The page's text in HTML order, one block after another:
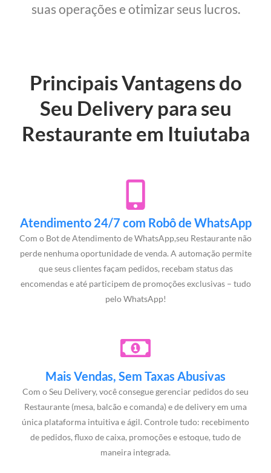
suas operações e otimizar seus lucros.
Principais Vantagens do
Seu Delivery para seu
Restaurante em Ituiutaba
Atendimento 24/7 com Robô de WhatsApp
Com o Bot de Atendimento de WhatsApp,seu Restaurante não
perde nenhuma oportunidade de venda. A automação permite
que seus clientes façam pedidos, recebam status das
encomendas e até participem de promoções exclusivas – tudo
pelo WhatsApp!
Mais Vendas, Sem Taxas Abusivas
Com o Seu Delivery, você consegue gerenciar pedidos do seu
Restaurante (mesa, balcão e comanda) e de delivery em uma
única plataforma intuitiva e ágil. Controle tudo: recebimento
de pedidos, fluxo de caixa, promoções e estoque, tudo de
maneira integrada.